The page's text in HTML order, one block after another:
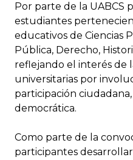
Por parte de la UABCS
estudiantes
educativos de Ciencias
Pública, Derecho,
reflejando el interés de
universitarias por
participación
democrática.
Como parte de la
participantes